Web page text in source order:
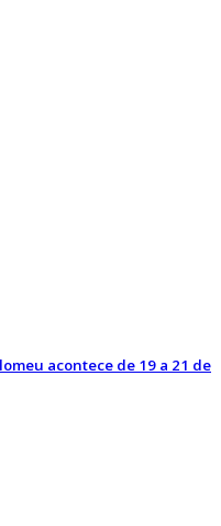
acontece de 19 a 21 de